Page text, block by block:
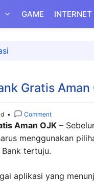
GAME INTERNET
Gratis Aman
• Comment
Aman OJK –
menggunakan
tertuju.
aplikasi yang